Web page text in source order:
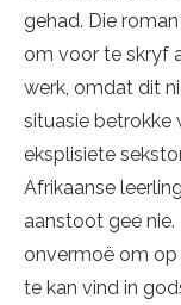
gehad. Die roman
om voor te skryf
werk, omdat dit
situasie betrokke
eksplisiete
Afrikaanse
aanstoot gee nie.
onvermoë om op
te kan vind in